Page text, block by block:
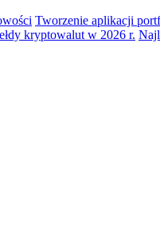
Tworzenie aplikacji
kryptowalut w 2026 r.